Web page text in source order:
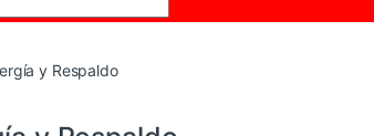
y Respaldo